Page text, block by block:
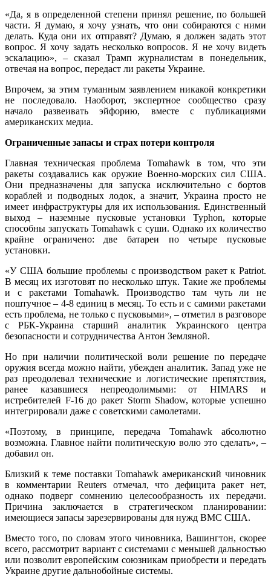
«Да, я в определенной степени принял решение, по большей
части. Я думаю, я хочу узнать, что они собираются с ними
делать. Куда они их отправят? Думаю, я должен задать этот
вопрос. Я хочу задать несколько вопросов. Я не хочу видеть
эскалацию», – сказал Трамп журналистам в понедельник,
отвечая на вопрос, передаст ли ракеты Украине.
Впрочем, за этим туманным заявлением никакой конкретики
не последовало. Наоборот, экспертное сообщество сразу
начало развеивать эйфорию, вместе с публикациями
американских медиа.
Ограниченные запасы и страх потери контроля
Главная техническая проблема Tomahawk в том, что эти
ракеты создавались как оружие Военно-морских сил США.
Они предназначены для запуска исключительно с бортов
кораблей и подводных лодок, а значит, Украина просто не
имеет инфраструктуры для их использования. Единственный
выход – наземные пусковые установки Typhon, которые
способны запускать Tomahawk с суши. Однако их количество
крайне ограничено: две батареи по четыре пусковые
установки.
«У США большие проблемы с производством ракет к Patriot.
В месяц их изготовят по несколько штук. Такие же проблемы
и с ракетами Tomahawk. Производство там чуть ли не
поштучное – 4-8 единиц в месяц. То есть и с самими ракетами
есть проблема, не только с пусковыми», – отметил в разговоре
с РБК-Украина старший аналитик Украинского центра
безопасности и сотрудничества Антон Земляной.
Но при наличии политической воли решение по передаче
оружия всегда можно найти, убежден аналитик. Запад уже не
раз преодолевал технические и логистические препятствия,
ранее казавшиеся непреодолимыми: от HIMARS и
истребителей F-16 до ракет Storm Shadow, которые успешно
интегрировали даже с советскими самолетами.
«Поэтому, в принципе, передача Tomahawk абсолютно
возможна. Главное найти политическую волю это сделать», –
добавил он.
Близкий к теме поставки Tomahawk американский чиновник
в комментарии Reuters отмечал, что дефицита ракет нет,
однако подверг сомнению целесообразность их передачи.
Причина заключается в стратегическом планировании:
имеющиеся запасы зарезервированы для нужд ВМС США.
Вместо того, по словам этого чиновника, Вашингтон, скорее
всего, рассмотрит вариант с системами с меньшей дальностью
или позволит европейским союзникам приобрести и передать
Украине другие дальнобойные системы.